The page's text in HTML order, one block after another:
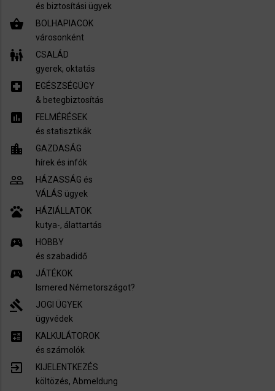
és biztosítási ügyek
shopping_basket
BOLHAPIACOK
városonként
family_restroom
CSALÁD
gyerek, oktatás
local_hospital
EGÉSZSÉGÜGY
​& betegbiztosítás
assessment
FELMÉRÉSEK
és statisztikák
location_city
GAZDASÁG
hírek és infók
people_outline
HÁZASSÁG és
VÁLÁS ügyek
pets
HÁZIÁLLATOK
kutya-, álattartás
sports_esports
HOBBY
és szabadidő
sports_esports
JÁTÉKOK
Ismered Németországot?
gavel
JOGI ÜGYEK
ügyvédek
calculate
KALKULÁTOROK
és számolók
exit_to_app
KIJELENTKEZÉS
költözés, Abmeldung